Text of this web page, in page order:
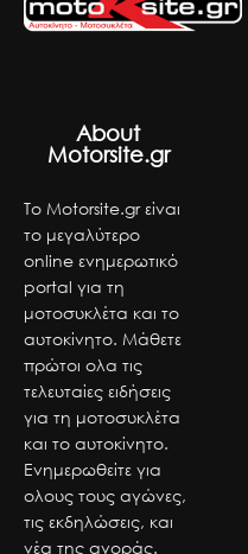
About
Motorsite.gr
Το Motorsite.gr είναι
το μεγαλύτερο
online ενημερωτικό
portal για τη
μοτοσυκλέτα και το
αυτοκίνητο. Μάθετε
πρώτοι ολα τις
τελευταίες ειδήσεις
για τη μοτοσυκλέτα
και το αυτοκίνητο.
Ενημερωθείτε για
ολους τους αγώνες,
τις εκδηλώσεις, και
νέα της αγοράς.